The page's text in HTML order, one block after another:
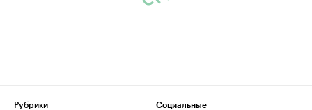
Рубрики
Социальные